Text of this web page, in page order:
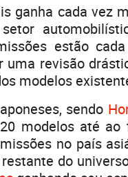
ganha cada vez
estão
uma revisão
modelos
sendo
modelos até
no país
do